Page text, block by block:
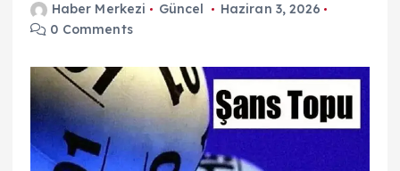
Haber Merkezi Güncel
Haziran 3, 2026
0 Comments